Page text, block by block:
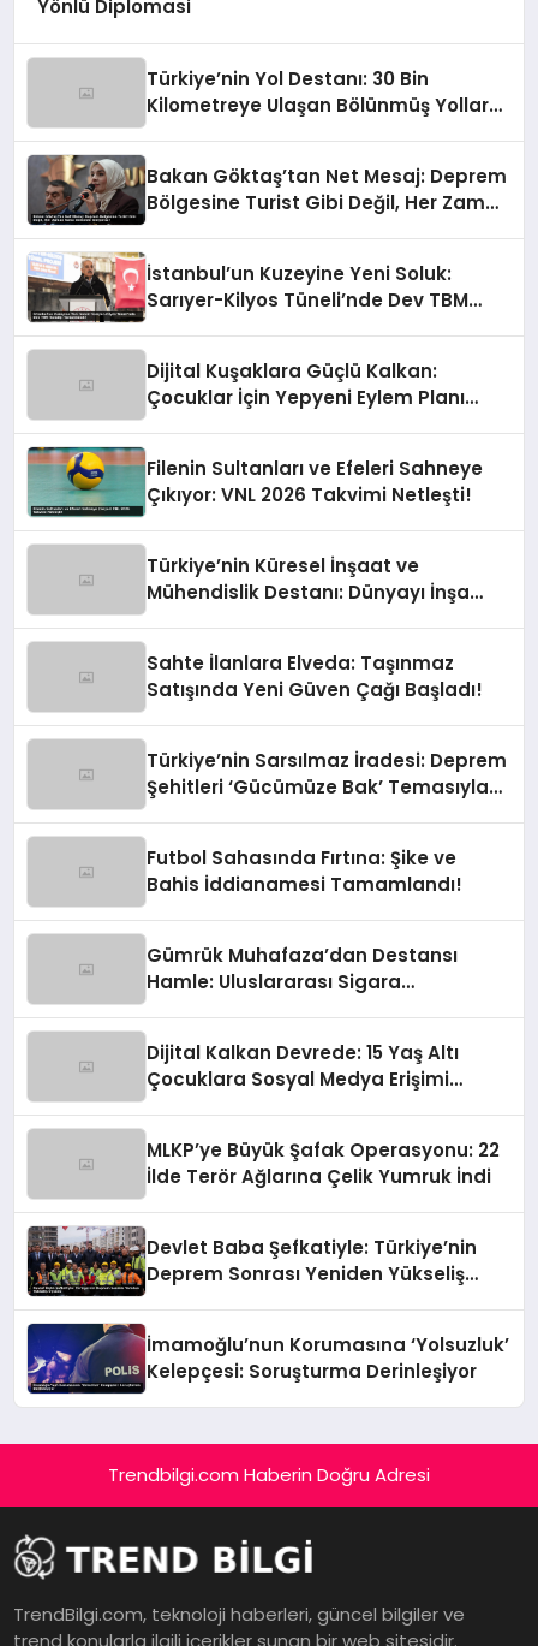
Yönlü Diplomasi
Türkiye’nin Yol Destanı: 30 Bin
Kilometreye Ulaşan Bölünmüş Yollar
Bakan Göktaş’tan Net Mesaj: Deprem
Bölgesine Turist Gibi Değil, Her Zaman
İstanbul’un Kuzeyine Yeni Soluk:
Sarıyer-Kilyos Tüneli’nde Dev TBM
Dijital Kuşaklara Güçlü Kalkan:
Çocuklar İçin Yepyeni Eylem Planı
Filenin Sultanları ve Efeleri Sahneye
Çıkıyor: VNL 2026 Takvimi Netleşti!
Türkiye’nin Küresel İnşaat ve
Mühendislik Destanı: Dünyayı İnşa
Sahte İlanlara Elveda: Taşınmaz
Satışında Yeni Güven Çağı Başladı!
Türkiye’nin Sarsılmaz İradesi: Deprem
Şehitleri ‘Gücümüze Bak’ Temasıyla
Futbol Sahasında Fırtına: Şike ve
Bahis İddianamesi Tamamlandı!
Gümrük Muhafaza’dan Destansı
Hamle: Uluslararası Sigara
Dijital Kalkan Devrede: 15 Yaş Altı
Çocuklara Sosyal Medya Erişimi
MLKP’ye Büyük Şafak Operasyonu: 22
İlde Terör Ağlarına Çelik Yumruk İndi
Devlet Baba Şefkatiyle: Türkiye’nin
Deprem Sonrası Yeniden Yükseliş
İmamoğlu’nun Korumasına ‘Yolsuzluk’
Kelepçesi: Soruşturma Derinleşiyor
Trendbilgi.com Haberin Doğru Adresi
TrendBilgi.com, teknoloji haberleri, güncel bilgiler ve